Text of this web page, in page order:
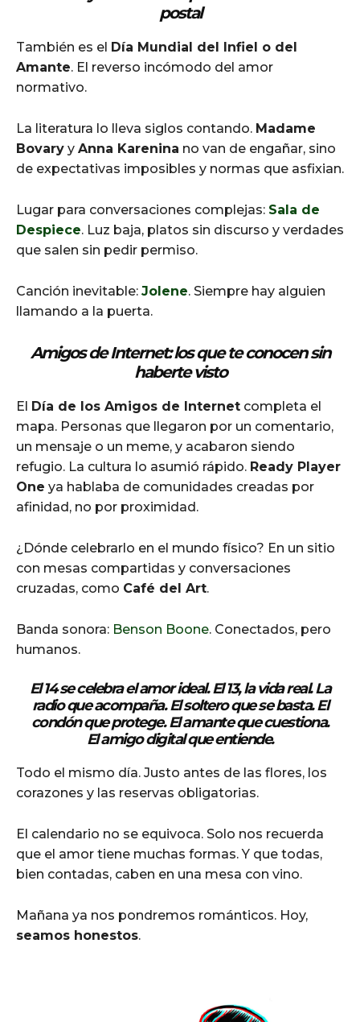
postal
También es el Día Mundial del Infiel o del
Amante. El reverso incómodo del amor
normativo.
La literatura lo lleva siglos contando. Madame
Bovary y Anna Karenina no van de engañar, sino
de expectativas imposibles y normas que asfixian.
Lugar para conversaciones complejas: Sala de
Despiece. Luz baja, platos sin discurso y verdades
que salen sin pedir permiso.
Canción inevitable: Jolene. Siempre hay alguien
llamando a la puerta.
Amigos de Internet: los que te conocen sin
haberte visto
El Día de los Amigos de Internet completa el
mapa. Personas que llegaron por un comentario,
un mensaje o un meme, y acabaron siendo
refugio. La cultura lo asumió rápido. Ready Player
One ya hablaba de comunidades creadas por
afinidad, no por proximidad.
¿Dónde celebrarlo en el mundo físico? En un sitio
con mesas compartidas y conversaciones
cruzadas, como Café del Art.
Banda sonora: Benson Boone. Conectados, pero
humanos.
El 14 se celebra el amor ideal. El 13,la vida real. La
radio que acompaña. El soltero que se basta. El
condón que protege. El amante que cuestiona.
El amigo digital que entiende.
Todo el mismo día. Justo antes de las flores, los
corazones y las reservas obligatorias.
El calendario no se equivoca. Solo nos recuerda
que el amor tiene muchas formas. Y que todas,
bien contadas, caben en una mesa con vino.
Mañana ya nos pondremos románticos. Hoy,
seamos honestos.